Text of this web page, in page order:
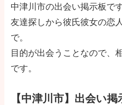
中津川市の出会い掲示板です
友達探しから彼氏彼女の恋
で。
目的が出会うことなので、
です。
【中津川市】出会い